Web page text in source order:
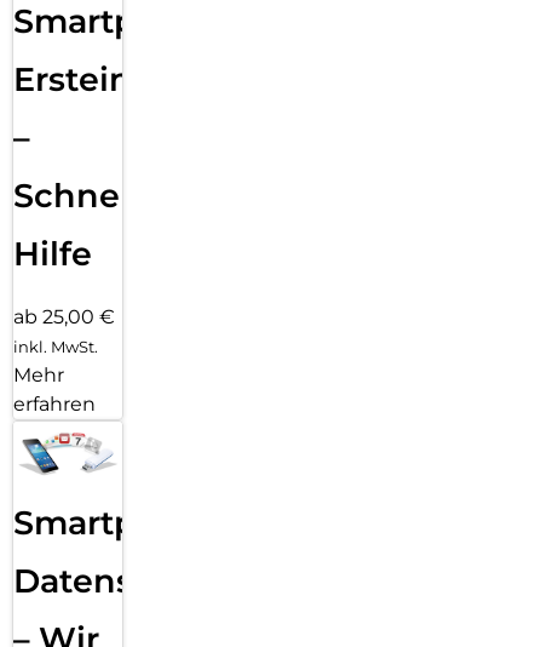
Smartphone
Ersteinrichtung
–
Schnelle
Hilfe
ab 25,00 €
inkl. MwSt.
Mehr
erfahren
Smartphone
Datensicherung
– Wir